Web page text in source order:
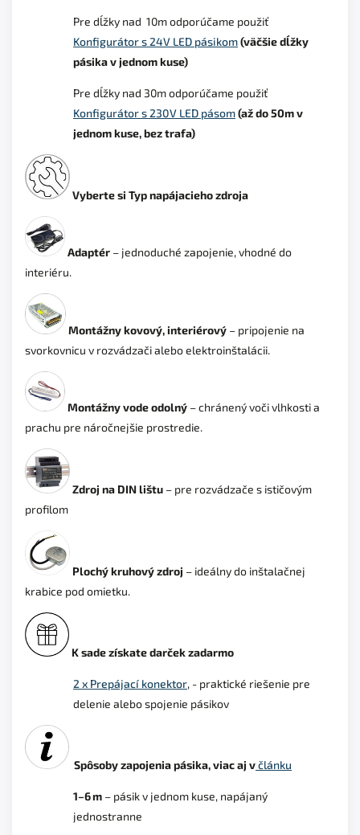
Pre dĺžky nad 10m odporúčame použiť
Konfigurátor s 24V LED pásikom(väčšie dĺžky
pásika v jednom kuse)
Pre dĺžky nad 30m odporúčame použiť
Konfigurátor s 230V LED pásom(až do 50m v
jednom kuse, bez trafa)
Vyberte si Typ napájacieho zdroja
Adaptér – jednoduché zapojenie, vhodné do
interiéru.
Montážny kovový, interiérový – pripojenie na
svorkovnicu v rozvádzači alebo elektroinštalácii.
Montážny vode odolný – chránený voči vlhkosti a
prachu pre náročnejšie prostredie.
Zdroj na DIN lištu – pre rozvádzače s ističovým
profilom
Plochý kruhový zdroj – ideálny do inštalačnej
krabice pod omietku.
K sade získate darček zadarmo
2 x Prepájací konektor, - praktické riešenie pre
delenie alebo spojenie pásikov
Spôsoby zapojenia pásika, viac aj včlánku
1–6 m – pásik v jednom kuse, napájaný
jednostranne